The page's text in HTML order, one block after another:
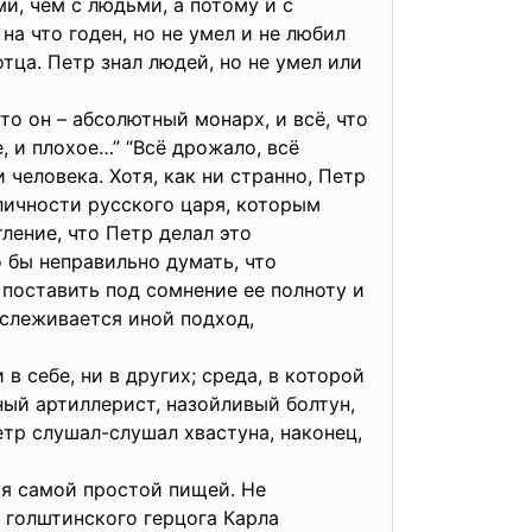
чем с людьми, а потому и с
что годен, но не умел и не любил
Петр знал людей, но не умел или
он – абсолютный монарх, и всё, что
и плохое…” “Всё дрожало, всё
Хотя, как ни странно, Петр
русского царя, которым
что Петр делал это
неправильно думать, что
под сомнение ее полноту и
иной подход,
себе, ни в других; среда, в которой
артиллерист, назойливый болтун,
слушал-слушал хвастуна, наконец,
самой простой пищей. Не
герцога Карла